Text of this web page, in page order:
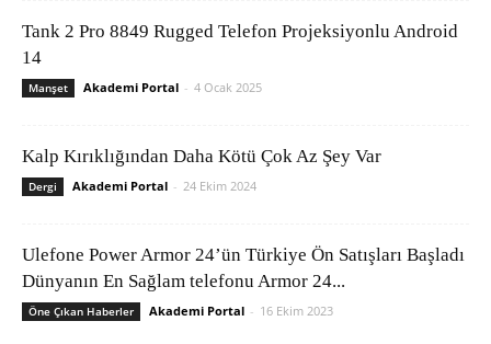
Tank 2 Pro 8849 Rugged Telefon Projeksiyonlu Android
14
Manşet Akademi Portal - 4 Ocak 2025
Kalp Kırıklığından Daha Kötü Çok Az Şey Var
Dergi Akademi Portal - 24 Ekim 2024
Ulefone Power Armor 24’ün Türkiye Ön Satışları Başladı
Dünyanın En Sağlam telefonu Armor 24...
Öne Çıkan Haberler Akademi Portal - 16 Ekim 2023